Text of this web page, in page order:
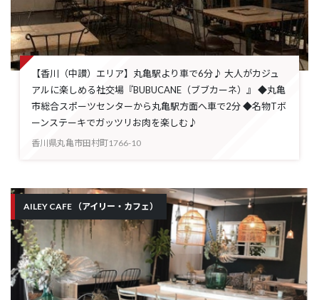
【香川（中讃）エリア】丸亀駅より車で6分♪ 大人がカジュ
アルに楽しめる社交場『BUBUCANE（ブブカーネ）』 ◆丸亀
市総合スポーツセンターから丸亀駅方面へ車で2分 ◆名物Tボ
ーンステーキでガッツリお肉を楽しむ♪
香川県丸亀市田村町1766-10
AILEY CAFE （アイリー・カフェ）